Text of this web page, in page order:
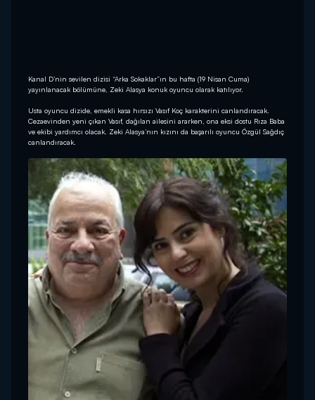
Kanal D’nin sevilen dizisi “Arka Sokaklar”ın bu hafta (19 Nisan Cuma)
yayınlanacak bölümüne, Zeki Alasya konuk oyuncu olarak katılıyor.
Usta oyuncu dizide, emekli kasa hırsızı Vasıf Koç karakterini canlandıracak.
Cezaevinden yeni çıkan Vasıf, dağılan ailesini ararken, ona eksi dostu Rıza Baba
ve ekibi yardımcı olacak. Zeki Alasya’nın kızını da başarılı oyuncu Özgül Sağdıç
canlandıracak.